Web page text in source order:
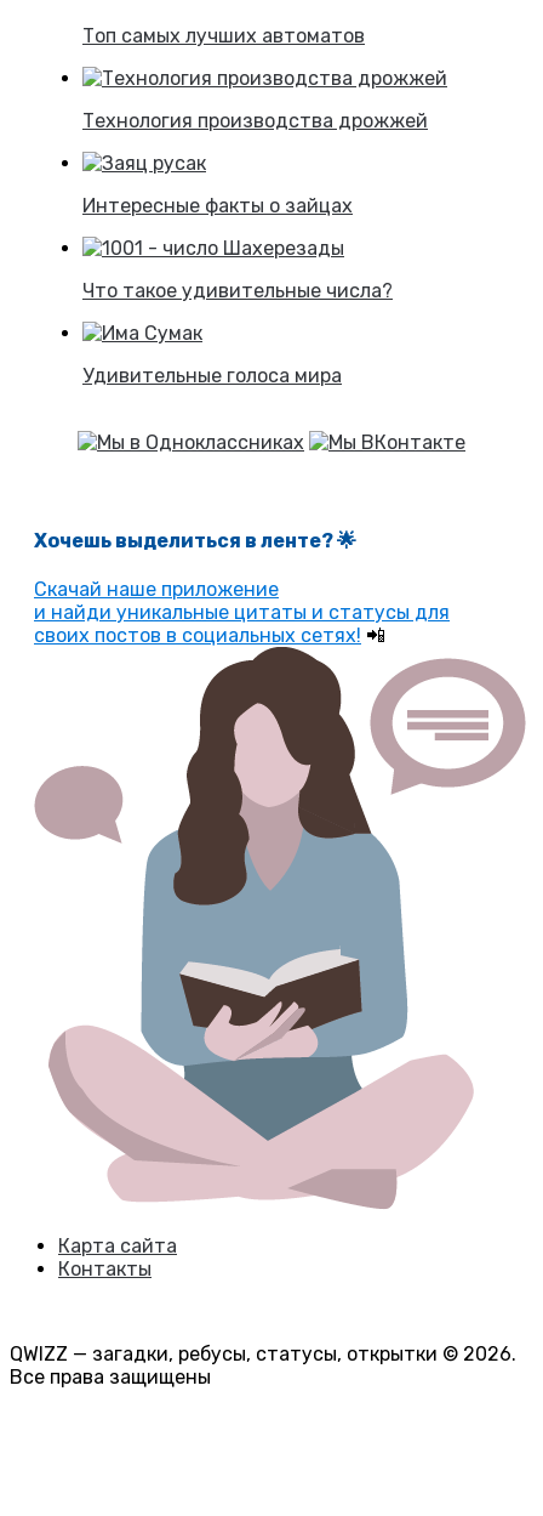
Топ самых лучших автоматов
Технология производства дрожжей
Интересные факты о зайцах
Что такое удивительные числа?
Удивительные голоса мира
Хочешь выделиться в ленте? 🌟
Скачай наше приложение
и найди уникальные цитаты и статусы для
своих постов в социальных сетях! 📲
Карта сайта
Контакты
QWIZZ — загадки, ребусы, статусы, открытки © 2026.
Все права защищены